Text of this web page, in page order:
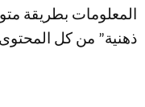
المعلومات بطريقة
ذهنية” من كل